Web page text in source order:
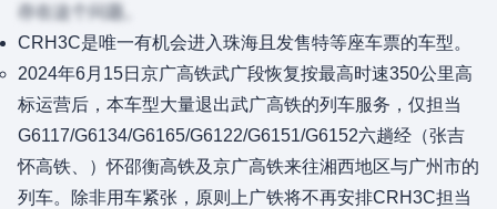
存在这个问题。
CRH3C是唯一有机会进入珠海且发售特等座车票的车型。
2024年6月15日京广高铁武广段恢复按最高时速350公里高
标运营后，本车型大量退出武广高铁的列车服务，仅担当
G6117/G6134/G6165/G6122/G6151/G6152六趟经（张吉
怀高铁、）怀邵衡高铁及京广高铁来往湘西地区与广州市的
列车。除非用车紧张，原则上广铁将不再安排CRH3C担当